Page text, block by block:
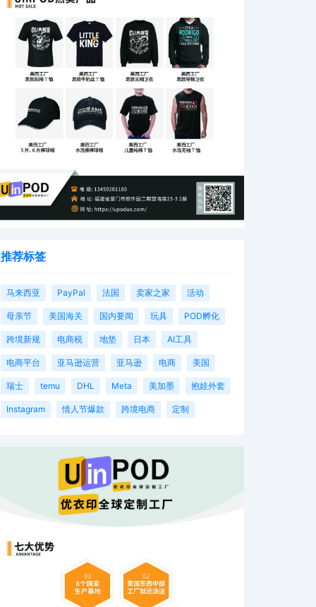
推荐标签
马来西亚 PayPal 法国 卖家之家 活动
母亲节 美国海关 国内要闻 玩具 POD孵化
跨境新规 电商税 地垫 日本 AI工具
电商平台 亚马逊运营 亚马逊 电商 美国
瑞士 temu DHL Meta 美加墨 抱娃外套
Instagram 情人节爆款 跨境电商 定制